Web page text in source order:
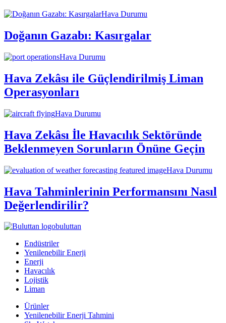
Hava Durumu
Doğanın Gazabı: Kasırgalar
Hava Durumu
Hava Zekâsı ile Güçlendirilmiş Liman
Operasyonları
Hava Durumu
Hava Zekâsı İle Havacılık Sektöründe
Beklenmeyen Sorunların Önüne Geçin
Hava Durumu
Hava Tahminlerinin Performansını Nasıl
Değerlendirilir?
buluttan
Endüstriler
Yenilenebilir Enerji
Enerji
Havacılık
Lojistik
Liman
Ürünler
Yenilenebilir Enerji Tahmini